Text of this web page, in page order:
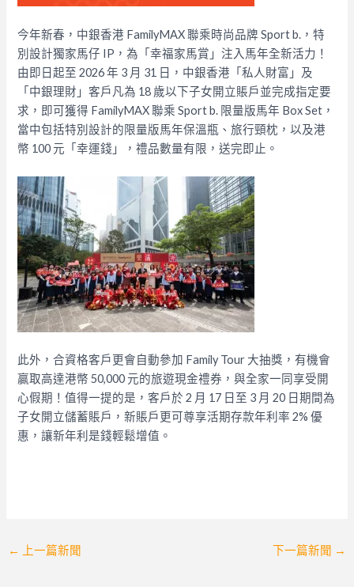
今年新春，中銀香港 FamilyMAX 聯乘時尚品牌 Sport b.，特
別設計獨家馬仔 IP，為「幸福家馬賞」注入馬年全新活力！
由即日起至 2026 年 3 月 31 日，中銀香港「私人財富」及
「中銀理財」客戶凡為 18 歲以下子女開立賬戶並完成指定要
求，即可獲得 FamilyMAX 聯乘 Sport b. 限量版馬年 Box Set，
當中包括特別設計的限量版馬年保溫瓶、旅行頸枕，以及港
幣 100 元「幸運錢」，禮品數量有限，送完即止。
此外，合資格客戶更會自動參加 Family Tour 大抽獎，有機會
贏取高達港幣 50,000 元的旅遊現金禮券，與全家一同享受開
心假期！值得一提的是，客戶於 2 月 17 日至 3 月 20 日期間為
子女開立儲蓄賬戶，新賬戶更可尊享活期存款年利率 2% 優
惠，讓新年利是錢輕鬆增值。
Post
← 上一篇新聞 下一篇新聞 →